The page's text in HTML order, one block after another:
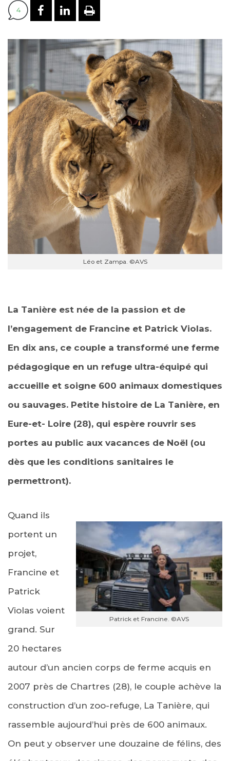
4 PARTAGER SUR FACEBOOK
PARTAGER SUR
IMPRIMER
Léo et Zampa. ©AVS
La Tanière est née de la passion et de
l’engagement de Francine et Patrick Violas.
En dix ans, ce couple a transformé une ferme
pédagogique en un refuge ultra-équipé qui
accueille et soigne 600 animaux domestiques
ou sauvages. Petite histoire de La Tanière, en
Eure-et- Loire (28), qui espère rouvrir ses
portes au public aux vacances de Noël (ou
dès que les conditions sanitaires le
permettront).
Patrick et Francine. ©AVS
Quand ils
portent un
projet,
Francine et
Patrick
Violas voient
grand. Sur
20 hectares
autour d’un ancien corps de ferme acquis en
2007 près de Chartres (28), le couple achève la
construction d’un zoo-refuge, La Tanière, qui
rassemble aujourd’hui près de 600 animaux.
On peut y observer une douzaine de félins, des